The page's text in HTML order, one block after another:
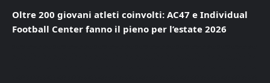
Oltre 200 giovani atleti coinvolti: AC47 e Individual
Football Center fanno il pieno per l’estate 2026